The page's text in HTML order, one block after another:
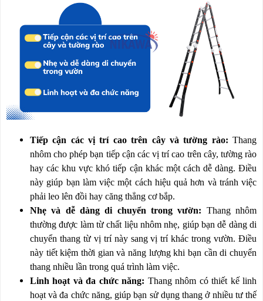
Tiếp cận các vị trí cao trên cây và tường rào: Thang
nhôm cho phép bạn tiếp cận các vị trí cao trên cây, tường rào
hay các khu vực khó tiếp cận khác một cách dễ dàng. Điều
này giúp bạn làm việc một cách hiệu quả hơn và tránh việc
phải leo lên đồi hay căng thẳng cơ bắp.
Nhẹ và dễ dàng di chuyển trong vườn: Thang nhôm
thường được làm từ chất liệu nhôm nhẹ, giúp bạn dễ dàng di
chuyển thang từ vị trí này sang vị trí khác trong vườn. Điều
này tiết kiệm thời gian và năng lượng khi bạn cần di chuyển
thang nhiều lần trong quá trình làm việc.
Linh hoạt và đa chức năng: Thang nhôm có thiết kế linh
hoạt và đa chức năng, giúp bạn sử dụng thang ở nhiều tư thế